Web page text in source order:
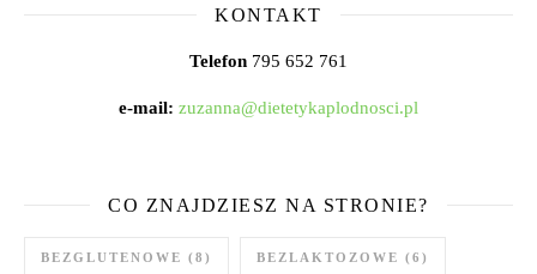
KONTAKT
Telefon 795 652 761
e-mail: zuzanna@dietetykaplodnosci.pl
CO ZNAJDZIESZ NA STRONIE?
BEZGLUTENOWE (8) BEZLAKTOZOWE (6)